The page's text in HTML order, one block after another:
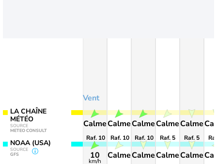
LA CHAÎNE
MÉTÉO
SOURCE
METEO CONSULT
NOAA (USA)
SOURCE
GFS
Vent
Calme
Raf. 10
10
km/h
Calme
Raf. 10
Calme
Calme
Raf. 10
Calme
Calme
Raf. 5
Calme
Calme
Raf. 5
Calme